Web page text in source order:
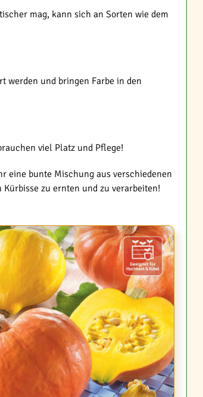
mag, kann sich an Sorten wie dem
werden und bringen Farbe in den
viel Platz und Pflege!
eine bunte Mischung aus verschiedenen
zu ernten und zu verarbeiten!